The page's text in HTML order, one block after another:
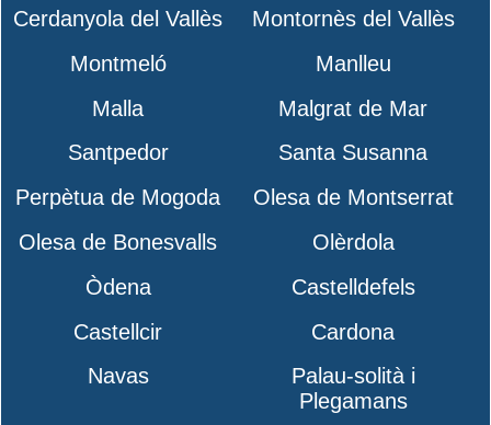
Cerdanyola del Vallès
Montornès del Vallès
Montmeló
Manlleu
Malla
Malgrat de Mar
Santpedor
Santa Susanna
Perpètua de Mogoda
Olesa de Montserrat
Olesa de Bonesvalls
Olèrdola
Òdena
Castelldefels
Castellcir
Cardona
Navas
Palau-solità i
Plegamans